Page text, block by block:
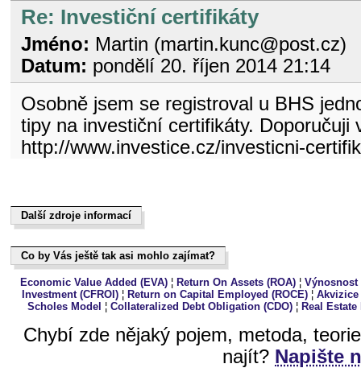
Re: Investiční certifikáty
Jméno: Martin (martin.kunc@post.cz)
Datum: pondělí 20. říjen 2014 21:14
Osobně jsem se registroval u BHS
tipy na investiční certifikáty. Doporučuji
http://www.investice.cz/investicni-
Další zdroje informací
Další zdroje informací
Co by Vás ještě tak asi mohlo zajímat?
Co by Vás ještě tak asi mohlo zajímat?
Economic Value Added (EVA) ¦ Return On Assets (ROA) ¦Výnosnost
Investment (CFROI) ¦ Return on Capital Employed (ROCE) ¦Akvizice
Scholes Model ¦ Collateralized Debt Obligation (CDO)¦ Real
Chybí zde nějaký pojem, metoda,
najít? Napište